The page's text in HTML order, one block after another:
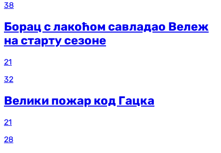
38
Борац с лакоћом савладао Вележ
на старту сезоне
21
32
Велики пожар код Гацка
21
28